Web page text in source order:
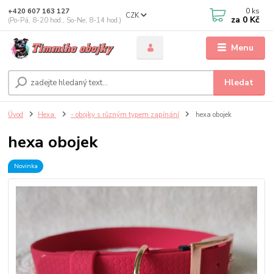
Menu
CZK
Hledat
+420 607 163 127
(Po-Pá, 8-20 hod., So-Ne, 8-14 hod.)
0 ks
za 0 Kč
Úvod Hexa - obojky s různým typem zapínání hexa obojek
hexa obojek
Novinka